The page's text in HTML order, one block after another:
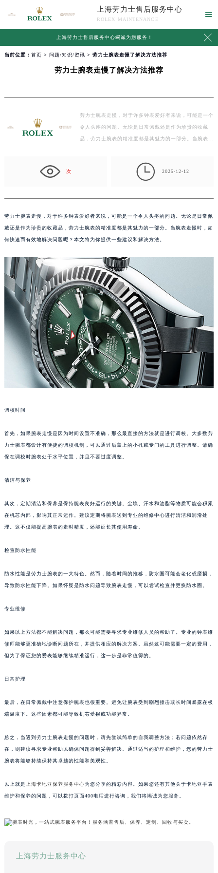
上海劳力士售后服务中心
ROLEX MAINTENANCE

上海劳力士售后服务中心竭诚为您服务！ 
当前位置： 首页 > 问题/知识/资讯 > 劳力士腕表走慢了解决方法推荐
劳力士腕表走慢了解决方法推荐
劳力士腕表走慢，对于许多钟表爱好者来说，可能是一个
令人头疼的问题。无论是日常佩戴还是作为珍贵的收藏
品，劳力士腕表的精准度都是其魅力的一部分。当腕表
次  2025-12-12
劳力士腕表走慢，对于许多钟表爱好者来说，可能是一个令人头疼的问题。无论是日常佩
戴还是作为珍贵的收藏品，劳力士腕表的精准度都是其魅力的一部分。当腕表走慢时，如
何快速而有效地解决问题呢？本文将为你提供一些建议和解决方法。
调校时间
首先，如果腕表走慢是因为时间设置不准确，那么最直接的方法就是进行调校。大多数劳
力士腕表都设计有便捷的调校机制，可以通过后盖上的小孔或专门的工具进行调整。请确
保在调校时腕表处于水平位置，并且不要过度调整。
清洁与保养
其次，定期清洁和保养是保持腕表良好运行的关键。尘埃、汗水和油脂等物质可能会积累
在机芯内部，影响其正常运作。建议定期将腕表送到专业的维修中心进行清洁和润滑处
理。这不仅能提高腕表的走时精度，还能延长其使用寿命。
检查防水性能
防水性能是劳力士腕表的一大特色。然而，随着时间的推移，防水圈可能会老化或磨损，
导致防水性能下降。如果怀疑是防水问题导致腕表走慢，可以尝试检查并更换防水圈。
专业维修
如果以上方法都不能解决问题，那么可能需要寻求专业维修人员的帮助了。专业的钟表维
修师能够更准确地诊断问题所在，并提供相应的解决方案。虽然这可能需要一定的费用，
但为了保证您的爱表能够继续精准运行，这一步是非常值得的。
日常护理
最后，在日常佩戴中注意保护腕表也很重要。避免让腕表受到剧烈撞击或长时间暴露在极
端温度下。这些因素都可能导致机芯受损或功能异常。
总之，当遇到劳力士腕表走慢的问题时，请先尝试简单的自我调整方法；若问题依然存
在，则建议寻求专业帮助以确保问题得到妥善解决。通过适当的护理和维护，您的劳力士
腕表将能够持续保持其卓越的性能和美观性。
以上就是 上海卡地亚保养服务中心为您分享的精彩内容。如果您还有其他关于卡地亚手表
维护和保养的问题，可以拨打页面400电话进行咨询，我们将竭诚为您服务。
上海劳力士服务中心